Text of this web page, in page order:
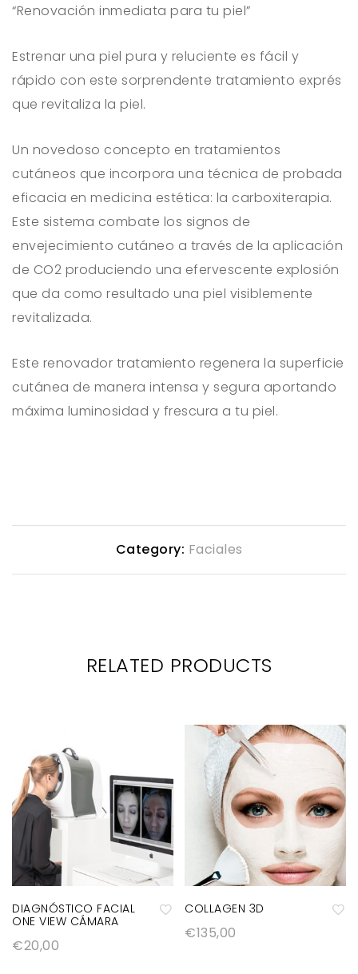
“Renovación inmediata para tu piel”
Estrenar una piel pura y reluciente es fácil y
rápido con este sorprendente tratamiento exprés
que revitaliza la piel.
Un novedoso concepto en tratamientos
cutáneos que incorpora una técnica de probada
eficacia en medicina estética: la carboxiterapia.
Este sistema combate los signos de
envejecimiento cutáneo a través de la aplicación
de CO2 produciendo una efervescente explosión
que da como resultado una piel visiblemente
revitalizada.
Este renovador tratamiento regenera la superficie
cutánea de manera intensa y segura aportando
máxima luminosidad y frescura a tu piel.
Category: Faciales
RELATED PRODUCTS
DIAGNÓSTICO FACIAL
ONE VIEW CÁMARA
€20,00
COLLAGEN 3D
€135,00